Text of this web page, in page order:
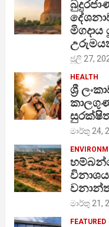
ජූලි 27,
HEALTH
ශ්‍රී
මාර්තු 24,
මාර්තු 21,
FEATURED